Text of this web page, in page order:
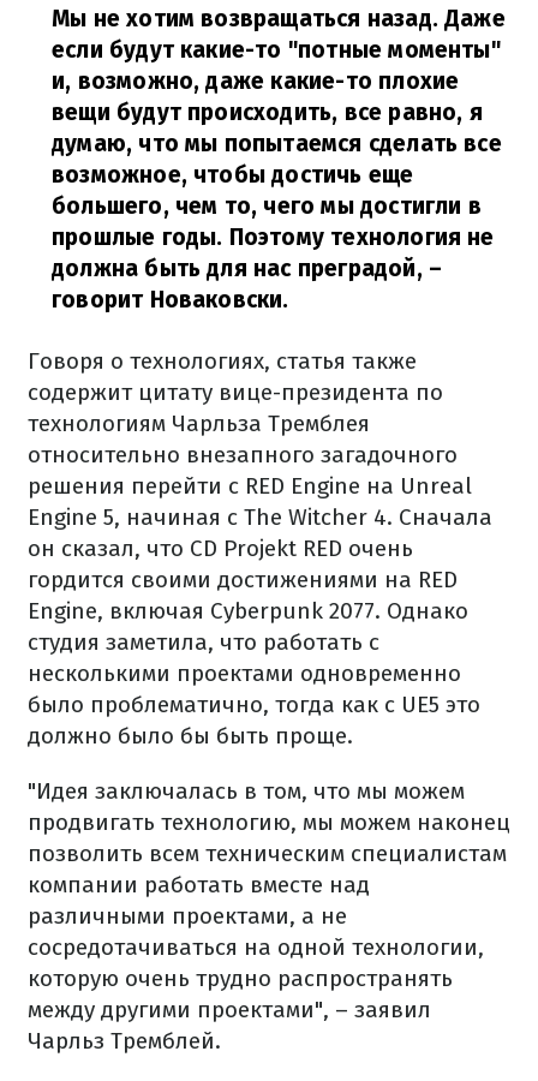
Мы не хотим возвращаться назад. Даже
если будут какие-то "потные моменты"
и, возможно, даже какие-то плохие
вещи будут происходить, все равно, я
думаю, что мы попытаемся сделать все
возможное, чтобы достичь еще
большего, чем то, чего мы достигли в
прошлые годы. Поэтому технология не
должна быть для нас преградой, –
говорит Новаковски.
Говоря о технологиях, статья также
содержит цитату вице-президента по
технологиям Чарльза Тремблея
относительно внезапного загадочного
решения перейти с RED Engine на Unreal
Engine 5, начиная с The Witcher 4. Сначала
он сказал, что CD Projekt RED очень
гордится своими достижениями на RED
Engine, включая Cyberpunk 2077. Однако
студия заметила, что работать с
несколькими проектами одновременно
было проблематично, тогда как с UE5 это
должно было бы быть проще.
"Идея заключалась в том, что мы можем
продвигать технологию, мы можем наконец
позволить всем техническим специалистам
компании работать вместе над
различными проектами, а не
сосредотачиваться на одной технологии,
которую очень трудно распространять
между другими проектами", – заявил
Чарльз Тремблей.